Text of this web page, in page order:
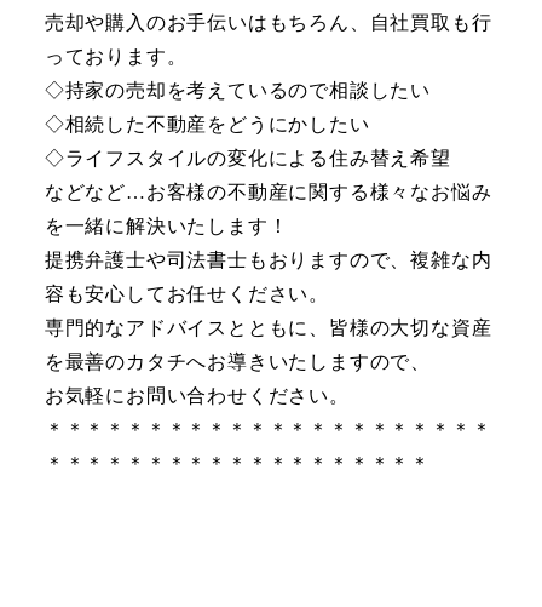
売却や購入のお手伝いはもちろん、自社買取も行
っております。
◇持家の売却を考えているので相談したい
◇相続した不動産をどうにかしたい
◇ライフスタイルの変化による住み替え希望
などなど…お客様の不動産に関する様々なお悩み
を一緒に解決いたします！
提携弁護士や司法書士もおりますので、複雑な内
容も安心してお任せください。
専門的なアドバイスとともに、皆様の大切な資産
を最善のカタチへお導きいたしますので、
お気軽にお問い合わせください。
＊＊＊＊＊＊＊＊＊＊＊＊＊＊＊＊＊＊＊＊＊＊
＊＊＊＊＊＊＊＊＊＊＊＊＊＊＊＊＊＊＊